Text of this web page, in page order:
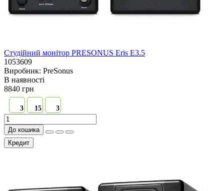
Студійний монітор PRESONUS Eris E3.5
1053609
Виробник: PreSonus
В наявностi
8840 грн
3 15 3
До кошика
Кредит